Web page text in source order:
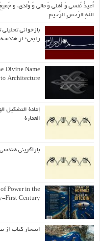
اُعیذُ نَفسی وَ أهلی وَ مالی وَ وُلدی، و
اللّهِ الرَّحمنِ الرَّحیمِ.
بازخوانی
رابعی؛ از
Divine Name
Architecture
إعادة التشكيل
العمارة
بازآفرینی
Power in the
First Century
انتشار کتاب از